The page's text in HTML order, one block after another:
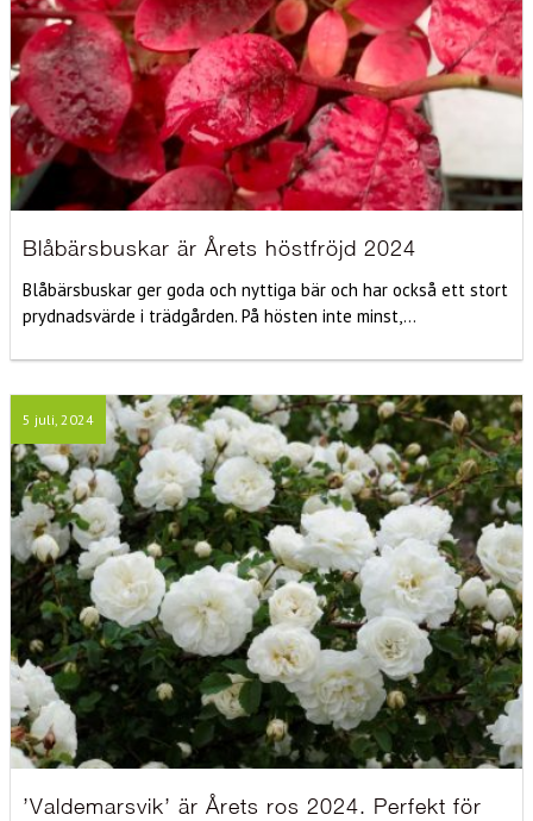
Blåbärsbuskar är Årets höstfröjd 2024
Blåbärsbuskar ger goda och nyttiga bär och har också ett stort
prydnadsvärde i trädgården. På hösten inte minst,...
5 juli, 2024
’Valdemarsvik’ är Årets ros 2024. Perfekt för